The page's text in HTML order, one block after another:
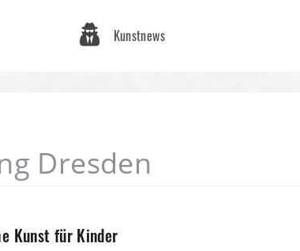
Kunstnews
Dresden
Kunst für Kinder